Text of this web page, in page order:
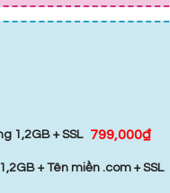
1,2GB + SSL 799,000₫
+ Tên miền .com + SSL